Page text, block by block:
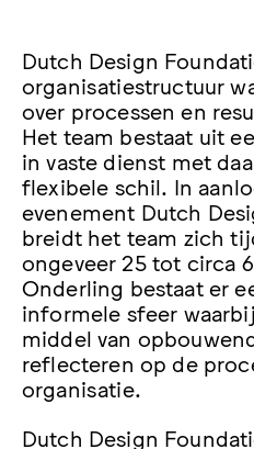
Dutch Design
organisatiestructuur
over processen en
Het team bestaat uit
in vaste dienst met
flexibele schil. In
evenement Dutch
breidt het team zich
ongeveer 25 tot circa
Onderling bestaat er
informele sfeer
middel van
reflecteren op de
organisatie.
Dutch Design